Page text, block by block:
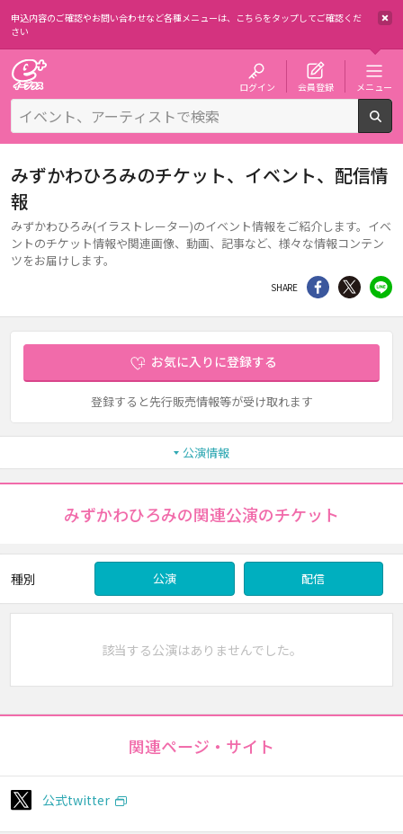
申込内容のご確認やお問い合わせなど各種メニューは、 こちらをタップしてご確認くだ
さい
ログイン 会員登録 メニュー
みずかわひろみのチケット、イベント、配信情
報
みずかわひろみ(イラストレーター)のイベント情報をご紹介します。イベ
ントのチケット情報や関連画像、動画、記事など、様々な情報コンテン
ツをお届けします。
SHARE シェア Twitter
お気に入りに登録する
登録すると先行販売情報等が受け取れます
公演情報
みずかわひろみの関連公演のチケット
種別 公演 配信
該当する公演はありませんでした。
関連ページ・サイト
公式twitter